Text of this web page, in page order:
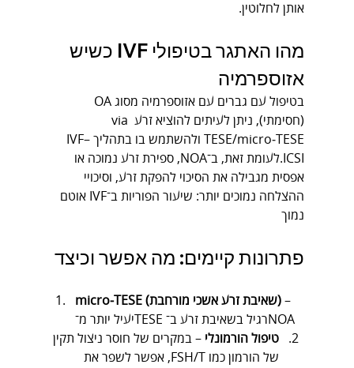
אותן לחלוטין.
מהו האתגר בטיפולי IVF כשיש
אזוספרמיה
(חסימתי), ניתן לעיתים להוציא זרע via
TESE/micro‑TESE ולהשתמש בו בתהליך IVF–
ICSI.לעומת זאת, ב־NOA, ספירת זרע נמוכה או
אפסית מגבילה את הסיכוי להפקת זרע, וסיכויי
ההצלחה נמוכים יותר: שיעור הפוריות ב־IVF אוטם
נמוך
פתרונות קיימים: מה אפשר וכיצד
micro‑TESE (שאיבת זרע אשכי מורחבת) –
יעיל יותר מ־TESE רגיל בשאיבת זרע ב־NOA
טיפול הורמונלי – במקרים של חוסר ניצול תקין
של הורמון כמו FSH/T, אפשר לשפר את